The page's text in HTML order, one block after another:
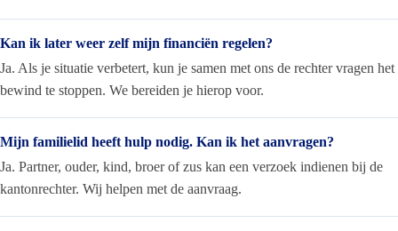
Kan ik later weer zelf mijn financiën regelen?
Ja. Als je situatie verbetert, kun je samen met ons de rechter vragen het
bewind te stoppen. We bereiden je hierop voor.
Mijn familielid heeft hulp nodig. Kan ik het aanvragen?
Ja. Partner, ouder, kind, broer of zus kan een verzoek indienen bij de
kantonrechter. Wij helpen met de aanvraag.